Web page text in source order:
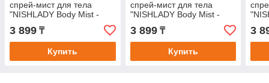
спрей-мист для тела
"NISHLADY Body Mist -
Golden Honey".
3 899 ₸
Купить
спрей-мист для тела
"NISHLADY Body Mist -
Deep Romance".
3 899₸
Купить
3